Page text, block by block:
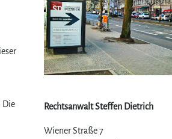
Die
Rechtsanwalt Steffen Dietrich
Wiener Straße 7